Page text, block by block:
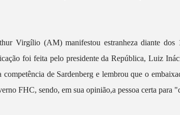
Virgílio (AM) manifestou estranheza diante dos
foi feita pelo presidente da República, Luiz
de Sardenberg e lembrou que o
FHC, sendo, em sua opinião,a pessoa certa para